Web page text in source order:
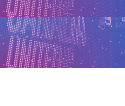
Обновлено: 11 февраля 2025 г.